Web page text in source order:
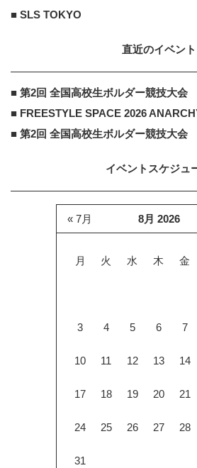
■ SLS TOKYO
直近のイベント
■ 第2回 全国高校生ボルダー競技大会
■ FREESTYLE SPACE 2026
■ 第2回 全国高校生ボルダー競技大会
イベントスケジュ
8月 2026
月 火 水 木 金
3 4 5 6 7
10 11 12 13 14
17 18 19 20 21
24 25 26 27 28
31
« 7月